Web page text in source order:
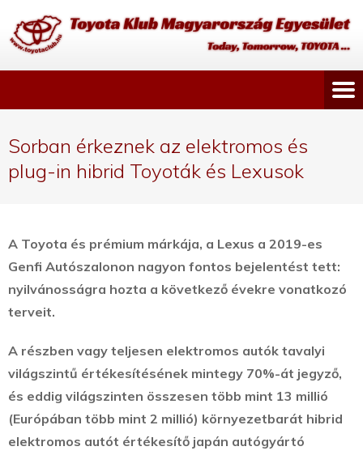
Sorban érkeznek az elektromos és
plug-in hibrid Toyoták és Lexusok
A Toyota és prémium márkája, a Lexus a 2019-es
Genfi Autószalonon nagyon fontos bejelentést tett:
nyilvánosságra hozta a következő évekre vonatkozó
terveit.
A részben vagy teljesen elektromos autók tavalyi
világszintű értékesítésének mintegy 70%-át jegyző,
és eddig világszinten összesen több mint 13 millió
(Európában több mint 2 millió) környezetbarát hibrid
elektromos autót értékesítő japán autógyártó